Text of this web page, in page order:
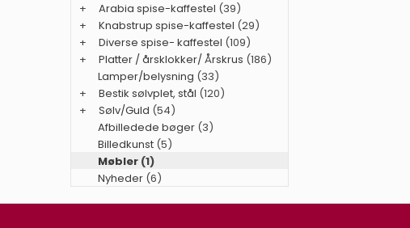
+
Arabia spise-kaffestel (39)
+
Knabstrup spise-kaffestel (29)
+
Diverse spise- kaffestel (109)
+
Platter / årsklokker/ Årskrus (186)
Lamper/belysning (33)
+
Bestik sølvplet, stål (120)
+
Sølv/Guld (54)
Afbilledede bøger (3)
Billedkunst (5)
Møbler (1)
Nyheder (6)